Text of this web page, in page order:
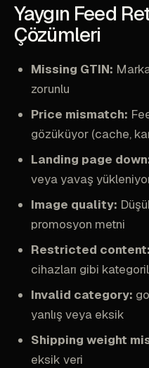
Yaygın Feed
Çözümleri
Missing GTIN:
zorunlu
Price mismatch:
gözüküyor (cache,
Landing page
veya yavaş
Image quality:
promosyon metni
Restricted content:
cihazları gibi
Invalid category:
yanlış veya eksik
Shipping weight
eksik veri